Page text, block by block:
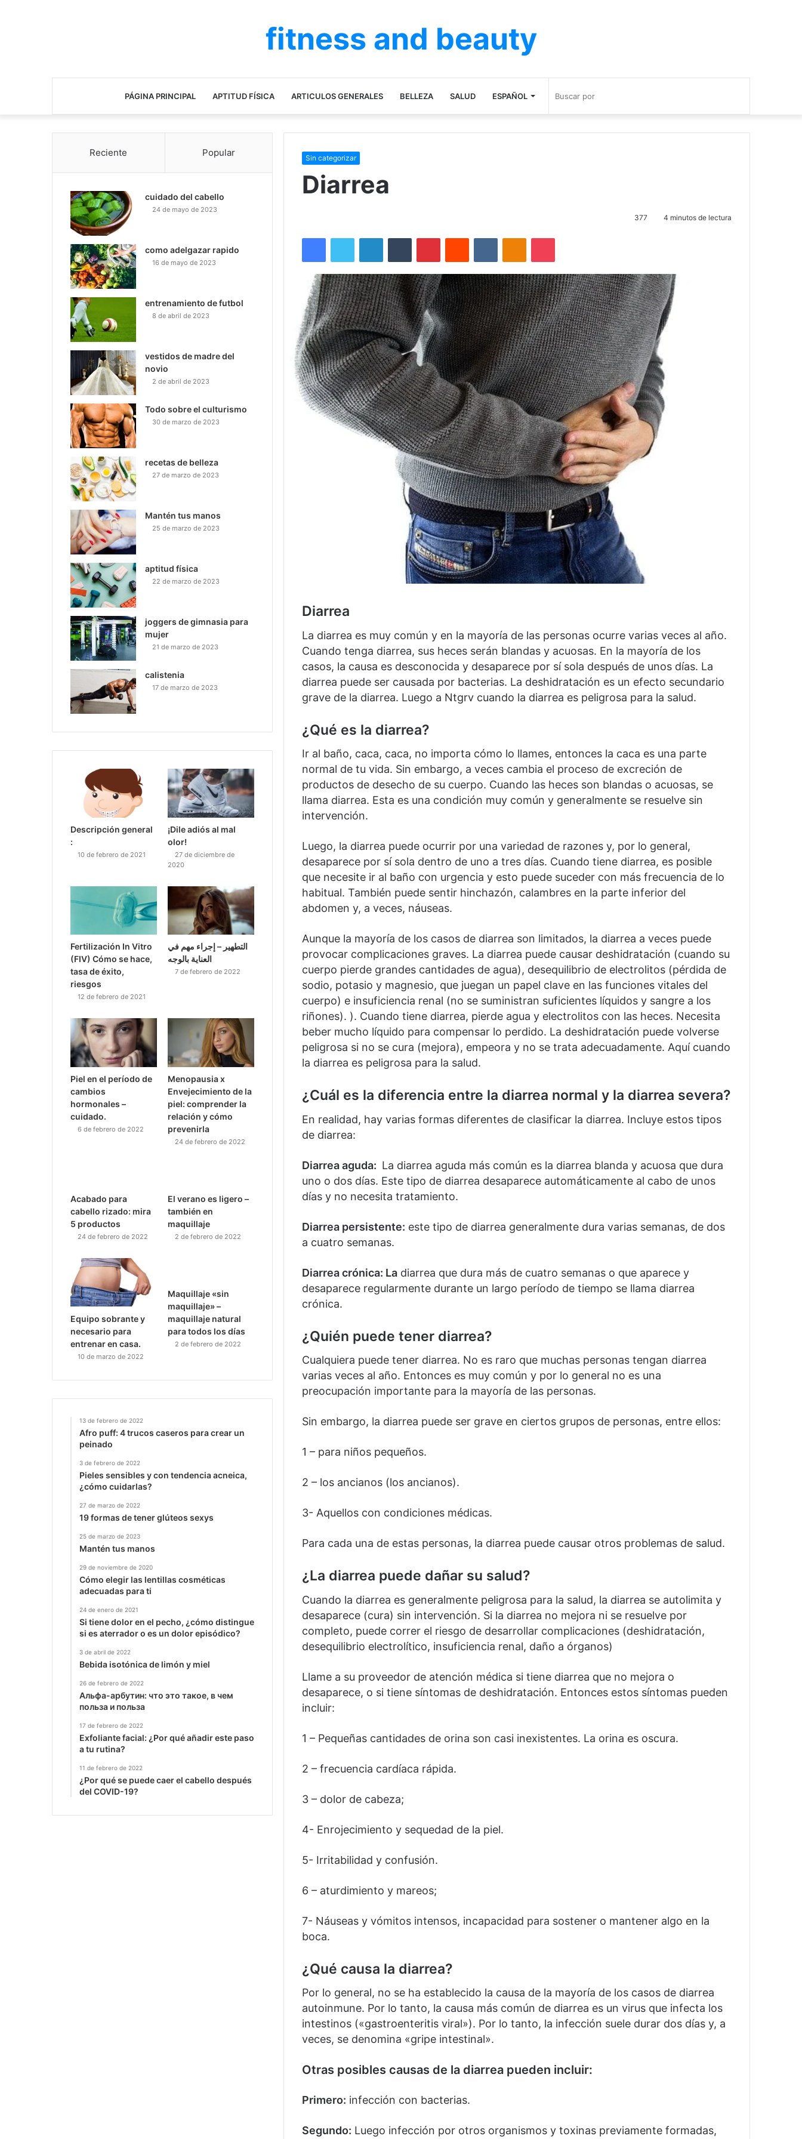
fitness and beauty
PÁGINA PRINCIPAL APTITUD FÍSICA ARTICULOS GENERALES BELLEZA SALUD ESPAÑOL
por
Sin categorizar
Diarrea
377 4 minutos de lectura
FacebookTwitter LinkedInTumblr PinterestReddit VKontakteOdnoklassniki
Pocket
Diarrea
La diarrea es muy común y en la mayoría de las personas ocurre varias veces al año.
Cuando tenga diarrea, sus heces serán blandas y acuosas. En la mayoría de los
casos, la causa es desconocida y desaparece por sí sola después de unos días. La
diarrea puede ser causada por bacterias. La deshidratación es un efecto secundario
grave de la diarrea. Luego a Ntgrv cuando la diarrea es peligrosa para la salud.
¿Qué es la diarrea?
Ir al baño, caca, caca, no importa cómo lo llames, entonces la caca es una parte
normal de tu vida. Sin embargo, a veces cambia el proceso de excreción de
productos de desecho de su cuerpo. Cuando las heces son blandas o acuosas, se
llama diarrea. Esta es una condición muy común y generalmente se resuelve sin
intervención.
Luego, la diarrea puede ocurrir por una variedad de razones y, por lo general,
desaparece por sí sola dentro de uno a tres días. Cuando tiene diarrea, es posible
que necesite ir al baño con urgencia y esto puede suceder con más frecuencia de lo
habitual. También puede sentir hinchazón, calambres en la parte inferior del
abdomen y, a veces, náuseas.
Aunque la mayoría de los casos de diarrea son limitados, la diarrea a veces puede
provocar complicaciones graves. La diarrea puede causar deshidratación (cuando su
cuerpo pierde grandes cantidades de agua), desequilibrio de electrolitos (pérdida de
sodio, potasio y magnesio, que juegan un papel clave en las funciones vitales del
cuerpo) e insuficiencia renal (no se suministran suficientes líquidos y sangre a los
riñones). ). Cuando tiene diarrea, pierde agua y electrolitos con las heces. Necesita
beber mucho líquido para compensar lo perdido. La deshidratación puede volverse
peligrosa si no se cura (mejora), empeora y no se trata adecuadamente. Aquí cuando
la diarrea es peligrosa para la salud.
¿Cuál es la diferencia entre la diarrea normal y la diarrea severa?
En realidad, hay varias formas diferentes de clasificar la diarrea. Incluye estos tipos
de diarrea:
Diarrea aguda: La diarrea aguda más común es la diarrea blanda y acuosa que dura
uno o dos días. Este tipo de diarrea desaparece automáticamente al cabo de unos
días y no necesita tratamiento.
Diarrea persistente: este tipo de diarrea generalmente dura varias semanas, de dos
a cuatro semanas.
Diarrea crónica: La diarrea que dura más de cuatro semanas o que aparece y
desaparece regularmente durante un largo período de tiempo se llama diarrea
crónica.
¿Quién puede tener diarrea?
Cualquiera puede tener diarrea. No es raro que muchas personas tengan diarrea
varias veces al año. Entonces es muy común y por lo general no es una
preocupación importante para la mayoría de las personas.
Sin embargo, la diarrea puede ser grave en ciertos grupos de personas, entre ellos:
1 – para niños pequeños.
2 – los ancianos (los ancianos).
3- Aquellos con condiciones médicas.
Para cada una de estas personas, la diarrea puede causar otros problemas de salud.
¿La diarrea puede dañar su salud?
Cuando la diarrea es generalmente peligrosa para la salud, la diarrea se autolimita y
desaparece (cura) sin intervención. Si la diarrea no mejora ni se resuelve por
completo, puede correr el riesgo de desarrollar complicaciones (deshidratación,
desequilibrio electrolítico, insuficiencia renal, daño a órganos)
Llame a su proveedor de atención médica si tiene diarrea que no mejora o
desaparece, o si tiene síntomas de deshidratación. Entonces estos síntomas pueden
incluir:
1 – Pequeñas cantidades de orina son casi inexistentes. La orina es oscura.
2 – frecuencia cardíaca rápida.
3 – dolor de cabeza;
4- Enrojecimiento y sequedad de la piel.
5- Irritabilidad y confusión.
6 – aturdimiento y mareos;
7- Náuseas y vómitos intensos, incapacidad para sostener o mantener algo en la
boca.
¿Qué causa la diarrea?
Por lo general, no se ha establecido la causa de la mayoría de los casos de diarrea
autoinmune. Por lo tanto, la causa más común de diarrea es un virus que infecta los
intestinos («gastroenteritis viral»). Por lo tanto, la infección suele durar dos días y, a
veces, se denomina «gripe intestinal».
Otras posibles causas de la diarrea pueden incluir:
Primero: infección con bacterias.
Segundo: Luego infección por otros organismos y toxinas previamente formadas,
Reciente Popular
cuidado del cabello
24 de mayo de 2023
como adelgazar rapido
16 de mayo de 2023
entrenamiento de futbol
8 de abril de 2023
vestidos de madre del
novio
2 de abril de 2023
Todo sobre el culturismo
30 de marzo de 2023
recetas de belleza
27 de marzo de 2023
Mantén tus manos
25 de marzo de 2023
aptitud física
22 de marzo de 2023
joggers de gimnasia para
mujer
21 de marzo de 2023
calistenia
17 de marzo de 2023
Descripción general
:
10 de febrero de 2021
¡Dile adiós al mal
olor!
27 de diciembre de
2020
Fertilización In Vitro
(FIV) Cómo se hace,
tasa de éxito,
riesgos
12 de febrero de 2021
التطهير – إجراء مهم في
العناية بالوجه
7 de febrero de 2022
Piel en el período de
cambios
hormonales –
cuidado.
6 de febrero de 2022
Menopausia x
Envejecimiento de la
piel: comprender la
relación y cómo
prevenirla
24 de febrero de 2022
Acabado para
cabello rizado: mira
5 productos
24 de febrero de 2022
El verano es ligero –
también en
maquillaje
2 de febrero de 2022
Equipo sobrante y
necesario para
entrenar en casa.
10 de marzo de 2022
Maquillaje «sin
maquillaje» –
maquillaje natural
para todos los días
2 de febrero de 2022
13 de febrero de 2022
Afro puff: 4 trucos caseros para crear un
peinado
3 de febrero de 2022
Pieles sensibles y con tendencia acneica,
¿cómo cuidarlas?
27 de marzo de 2022
19 formas de tener glúteos sexys
25 de marzo de 2023
Mantén tus manos
29 de noviembre de 2020
Cómo elegir las lentillas cosméticas
adecuadas para ti
24 de enero de 2021
Si tiene dolor en el pecho, ¿cómo distingue
si es aterrador o es un dolor episódico?
3 de abril de 2022
Bebida isotónica de limón y miel
26 de febrero de 2022
Альфа-арбутин: что это такое, в чем
польза и польза
17 de febrero de 2022
Exfoliante facial: ¿Por qué añadir este paso
a tu rutina?
11 de febrero de 2022
¿Por qué se puede caer el cabello después
del COVID-19?